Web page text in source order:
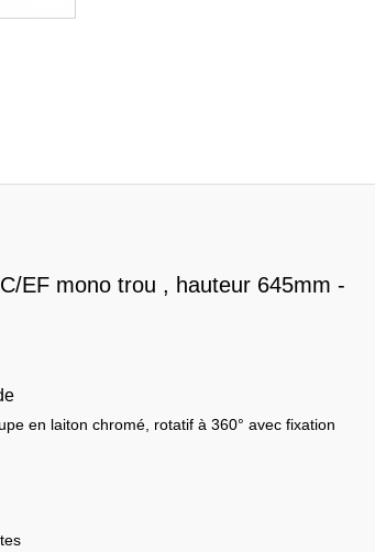
EF mono trou , hauteur 645mm -
en laiton chromé, rotatif à 360° avec fixation